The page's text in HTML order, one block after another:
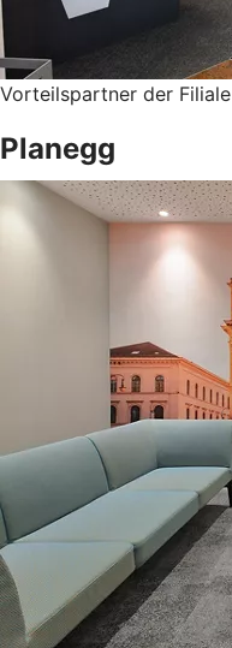
Vorteilspartner der Filiale
Planegg